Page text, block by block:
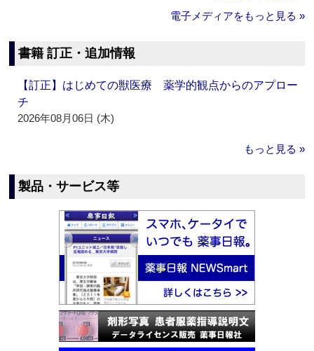
電子メディアをもっと見る »
書籍 訂正・追加情報
【訂正】はじめての獣医療 薬学的観点からのアプロー
チ
2026年08月06日 (木)
もっと見る »
製品・サービス等